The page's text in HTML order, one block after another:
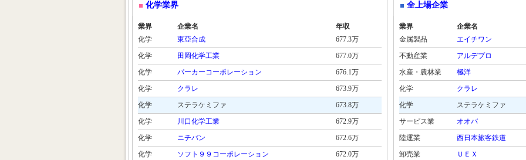
化学業界
業界 企業名
年収
化学
東亞合成
677.3万
化学
田岡化学工業
677.0万
化学
パーカーコーポレーション
676.1万
化学
クラレ
673.9万
化学
ステラケミファ
673.8万
化学
川口化学工業
672.9万
化学
ニチバン
672.6万
化学
ソフト９９コーポレーション
672.0万
全上場企業
業界
企業名
金属製品
エイチワン
不動産業
アルデプロ
水産・農林業
極洋
化学
クラレ
化学
ステラケミファ
サービス業
オオバ
陸運業
西日本旅客鉄道
卸売業
ＵＥＸ